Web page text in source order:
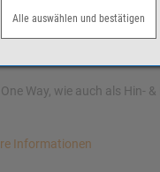
Way, wie auch als Hin- &
Informationen
Alle auswählen und bestätigen